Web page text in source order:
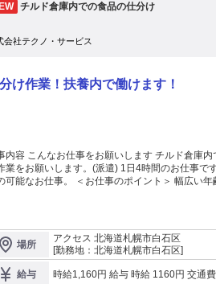
チルド倉庫内での食品の仕分け
会社テクノ・サービス
け作業！扶養内で働けます！
内容 こんなお仕事をお願いします チルド倉庫
願いします。(派遣) 1日4時間のお仕事です。週4～5日の勤務。長期勤
事。 ＜お仕事のポイント＞ 幅広い年齢層も活躍中。水曜と他1～2
歴書を書いて、 緊張しながら面接して…。 仕事を決めるのってけっこう大
も、当社では面接はありません！ 「来社も不要」「志望動機も不
「履歴書も不要」です！ オンライン登録なら5
見学で事前に不安を解消◎ 専任担当と一緒に事
場所
アクセス 北海道札幌市白石区
[勤務地：北海道札幌市白石区]
給与
時給1,160円 給与 時給 1160円 交通